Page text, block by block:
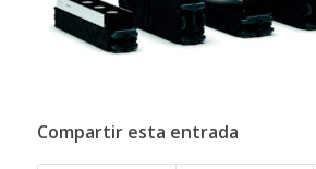
Compartir esta entrada